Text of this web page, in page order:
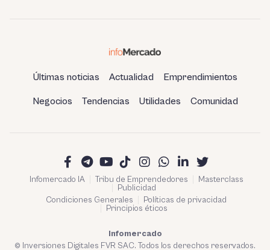
Últimas noticias Actualidad Emprendimientos
Negocios Tendencias Utilidades Comunidad
Infomercado IA Tribu de Emprendedores
Masterclass
Publicidad
Condiciones Generales
Políticas de privacidad
Principios éticos
Infomercado
© Inversiones Digitales FVR SAC. Todos los derechos reservados.